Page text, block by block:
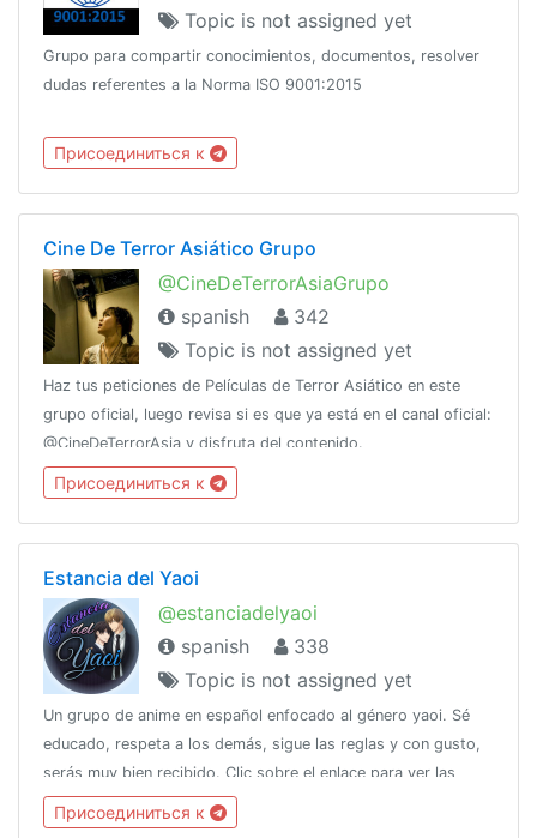
Topic is not assigned yet
Grupo para compartir conocimientos, documentos, resolver
dudas referentes a la Norma ISO 9001:2015
Присоединиться к
Cine De Terror Asiático Grupo
@CineDeTerrorAsiaGrupo
spanish
342
Topic is not assigned yet
Haz tus peticiones de Películas de Terror Asiático en este
grupo oficial, luego revisa si es que ya está en el canal oficial:
@CineDeTerrorAsia y disfruta del contenido.
Присоединиться к
Estancia del Yaoi
@estanciadelyaoi
spanish
338
Topic is not assigned yet
Un grupo de anime en español enfocado al género yaoi. Sé
educado, respeta a los demás, sigue las reglas y con gusto,
serás muy bien recibido. Clic sobre el enlace para ver las
reglas:https://t.me/estanciadelyaoi/53974
Присоединиться к